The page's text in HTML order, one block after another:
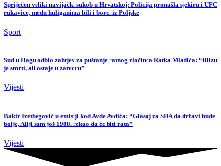
Spriječen veliki navijački sukob u Hrvatskoj: Policija pronašla sjekiru i UFC
rukavice, među huliganima bili i borci iz Poljske
Sport
Sud u Hagu odbio zahtjev za puštanje ratnog zločinca Ratka Mladića: “Blizu
je smrti, ali ostaje u zatvoru”
Vijesti
Bakir Izetbegović u emisiji kod Avde Avdića: “Glasaj za SDA da državi bude
bolje, Aliji sam još 1988. rekao da će biti rata”
Vijesti